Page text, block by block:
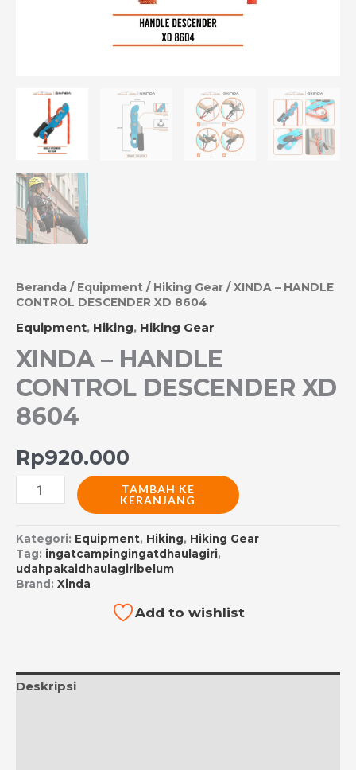
Beranda / Equipment / Hiking Gear / XINDA – HANDLE
CONTROL DESCENDER XD 8604
Equipment, Hiking, Hiking Gear
XINDA – HANDLE
CONTROL DESCENDER XD
8604
Rp920.000
TAMBAH KE
KERANJANG
Kategori: Equipment, Hiking, Hiking Gear
Tag: ingatcampingingatdhaulagiri,
udahpakaidhaulagiribelum
Brand: Xinda
Add to wishlist
Deskripsi